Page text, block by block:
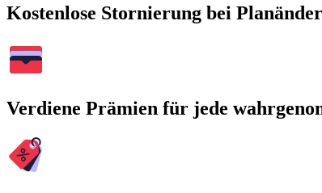
Kostenlose Stornierung bei
Verdiene Prämien für jede